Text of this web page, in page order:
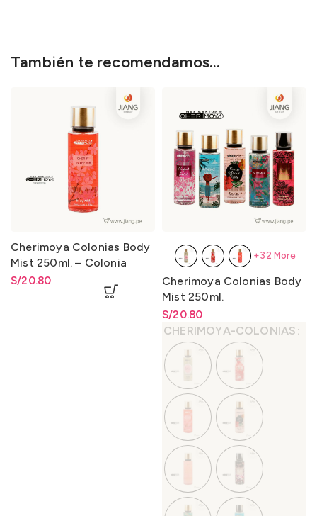
También te recomendamos…
Cherimoya Colonias Body
Mist 250ml. – Colonia
Cherry In The Air
S/20.80
Cherimoya Colonias Body
Mist 250ml.
S/20.80
Rango de precios: desde
S/20.80hastaS/20.80
CHERIMOYA-COLONIAS
+32 More